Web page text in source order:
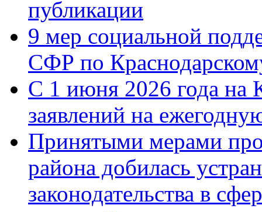
публикации
9 мер социальной
СФР по
С 1 июня 2026 года на
заявлений на
Принятыми мерами
района добилась
законодательства в